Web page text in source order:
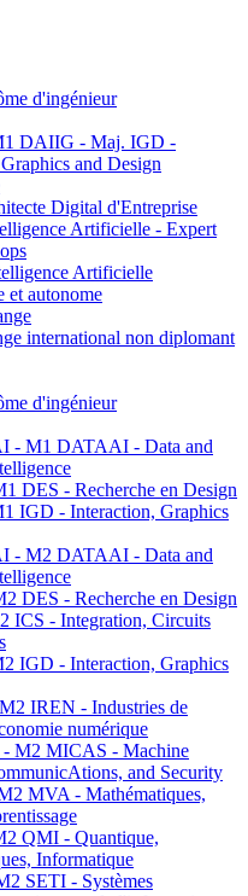
d'ingénieur
DAIIG - Maj. IGD -
and Design
Digital d'Entreprise
Artificielle - Expert
Artificielle
et autonome
international non diplomant
d'ingénieur
- M1 DATAAI - Data and
DES - Recherche en Design
IGD - Interaction, Graphics
- M2 DATAAI - Data and
DES - Recherche en Design
ICS - Integration, Circuits
IGD - Interaction, Graphics
IREN - Industries de
numérique
M2 MICAS - Machine
and Security
MVA - Mathématiques,
QMI - Quantique,
Informatique
SETI - Systèmes